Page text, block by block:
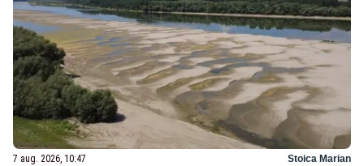
7 aug. 2026, 10:47 Stoica Marian